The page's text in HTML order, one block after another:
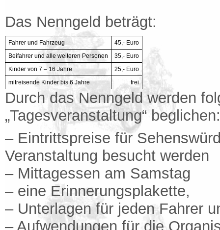
Das Nenngeld beträgt:
Fahrer und Fahrzeug
45,- Euro
Beifahrer und alle weiteren Personen
35,- Euro
Kinder von 7 – 16 Jahre
25,- Euro
mitreisende Kinder bis 6 Jahre
frei
Durch das Nenngeld werden
„Tagesveranstaltung“ beglichen:
– Eintrittspreise für
Veranstaltung besucht werden
– Mittagessen am Samstag
– eine Erinnerungsplakette,
– Unterlagen für jeden Fahrer
– Aufwendungen für die